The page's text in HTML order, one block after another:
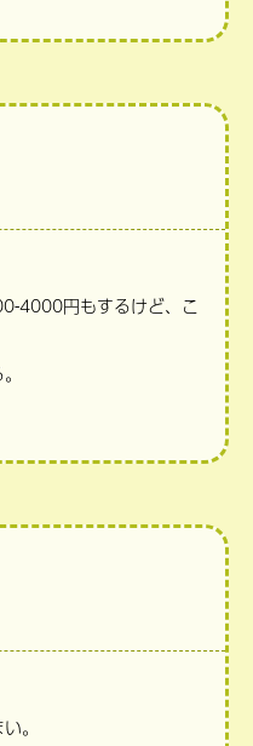
4000円もするけど、こ
。